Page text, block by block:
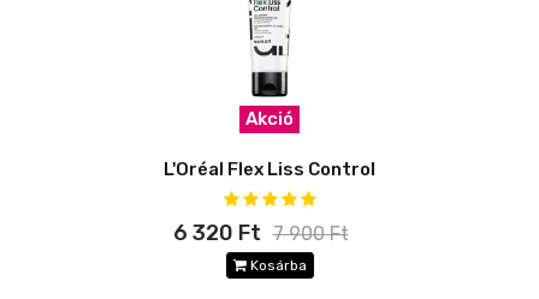
Akció
L'Oréal Flex Liss Control
6 320 Ft 7 900 Ft
Kosárba